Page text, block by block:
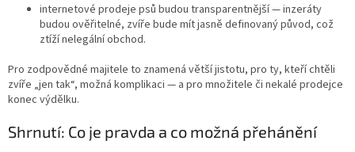
internetové prodeje psů budou transparentnější — inzeráty
budou ověřitelné, zvíře bude mít jasně definovaný původ, což
ztíží nelegální obchod.
Pro zodpovědné majitele to znamená větší jistotu, pro ty, kteří chtěli
zvíře „jen tak“, možná komplikaci — a pro množitele či nekalé prodejce
konec výdělku.
Shrnutí: Co je pravda a co možná přehánění